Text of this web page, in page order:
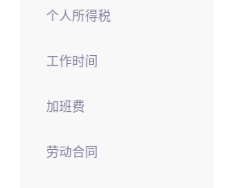
个人所得税
工作时间
加班费
劳动合同